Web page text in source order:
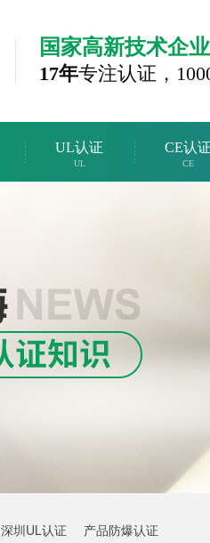
国家高新技术企业
17年专注认证，
UL认证
UL
CE认证
CE
深圳UL认证 产品防爆认证